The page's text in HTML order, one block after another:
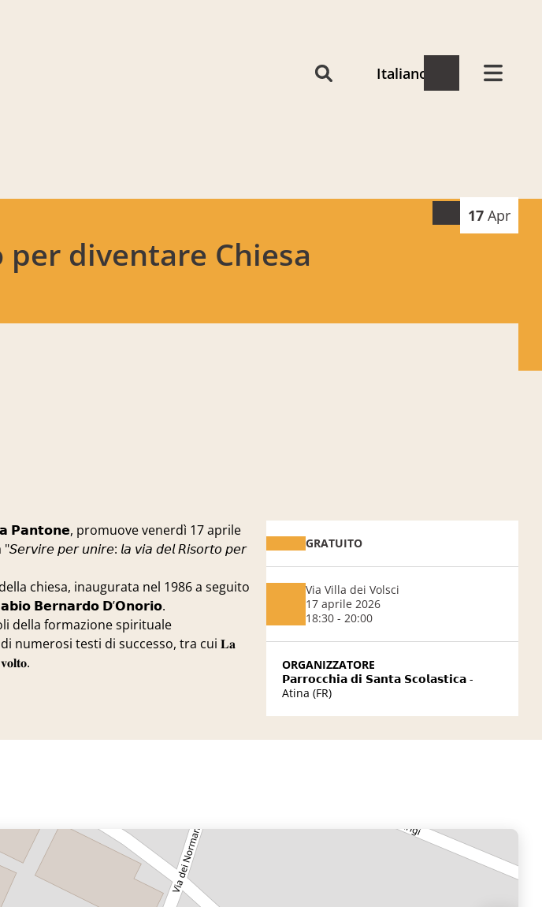
Italiano
diventare Chiesa
17 Apr
𝗣𝗮𝗻𝘁𝗼𝗻𝗲, promuove venerdì 17 aprile
𝘱𝘦𝘳 𝘶𝘯𝘪𝘳𝘦: 𝘭𝘢 𝘷𝘪𝘢 𝘥𝘦𝘭 𝘙𝘪𝘴𝘰𝘳𝘵𝘰 𝘱𝘦𝘳
chiesa, inaugurata nel 1986 a seguito
𝗕𝗲𝗿𝗻𝗮𝗿𝗱𝗼 𝗗’𝗢𝗻𝗼𝗿𝗶𝗼.
della formazione spirituale
numerosi testi di successo, tra cui 𝐋𝐚
GRATUITO
Via Villa dei Volsci
17 aprile 2026
18:30 - 20:00
ORGANIZZATORE
𝗣𝗮𝗿𝗿𝗼𝗰𝗰𝗵𝗶𝗮 𝗱𝗶 𝗦𝗮𝗻𝘁𝗮 𝗦𝗰𝗼𝗹𝗮𝘀𝘁𝗶𝗰𝗮 -
Atina (FR)